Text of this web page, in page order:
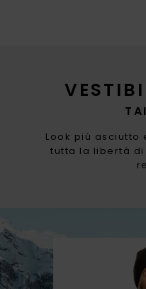
Look più asciutto
tutta la libertà